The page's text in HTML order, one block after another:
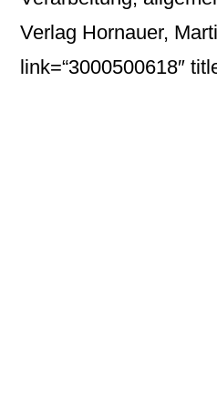
Verlag Hornauer,
link=“3000500618″